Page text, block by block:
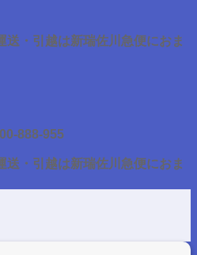
送・引越は新瑞佐川急便におま
888-955
送・引越は新瑞佐川急便におま